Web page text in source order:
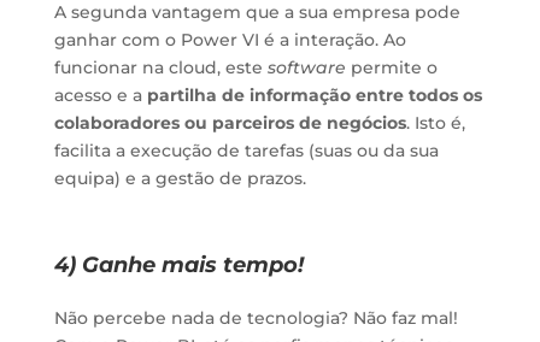
A segunda vantagem que a sua empresa pode
ganhar com o Power VI é a interação. Ao
funcionar na cloud, este software permite o
acesso e a partilha de informação entre todos os
colaboradores ou parceiros de negócios. Isto é,
facilita a execução de tarefas (suas ou da sua
equipa) e a gestão de prazos.
4) Ganhe mais tempo!
Não percebe nada de tecnologia? Não faz mal!